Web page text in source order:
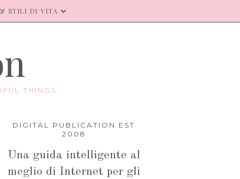
STILI DI VITA
THINGS.
DIGITAL PUBLICATION EST
2008
Una guida intelligente al
meglio di Internet per gli